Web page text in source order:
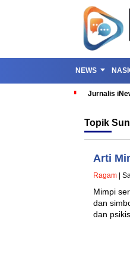
NEWS
Jurnalis
Topik
Arti
Ragam |
Mimpi
dan
dan